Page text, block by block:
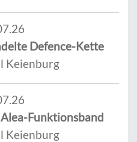
Defence-Kette
Keienburg
Funktionsband
Keienburg